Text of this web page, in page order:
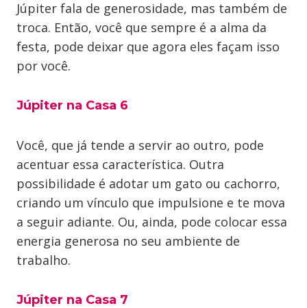
Júpiter fala de generosidade, mas também de
troca. Então, você que sempre é a alma da
festa, pode deixar que agora eles façam isso
por você.
Júpiter na Casa 6
Você, que já tende a servir ao outro, pode
acentuar essa característica. Outra
possibilidade é adotar um gato ou cachorro,
criando um vínculo que impulsione e te mova
a seguir adiante. Ou, ainda, pode colocar essa
energia generosa no seu ambiente de
trabalho.
Júpiter na Casa 7